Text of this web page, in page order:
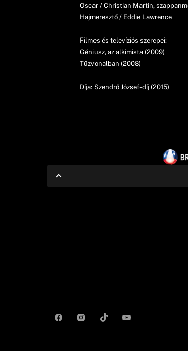
Oscar / Christian Martin,
Hajmeresztő / Eddie Lawrence
Filmes és televíziós szerepei:
Géniusz, az alkimista (2009)
Tűzvonalban (2008)
Díja: Szendrő József-díj (2015)